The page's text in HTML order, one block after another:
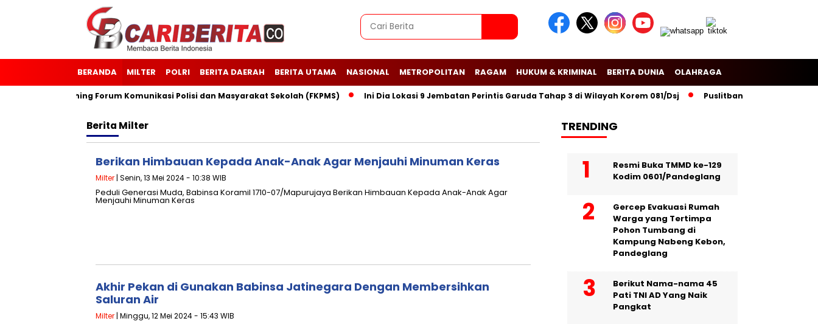
BERANDA MILTER POLRI BERITA DAERAH BERITA UTAMA NASIONAL METROPOLITAN RAGAM HUKUM & KRIMINAL BERITA DUNIA OLAHRAGA
Launching Forum Komunikasi Polisi dan Masyarakat Sekolah (FKPMS) Ini Dia Lokasi 9 Jembatan Perintis Garuda Tahap 3 di Wilayah Korem 081/Dsj Puslitbang Polri Lakukan
Berita Milter
Berikan Himbauan Kepada Anak-Anak Agar Menjauhi Minuman Keras
Milter | Senin, 13 Mei 2024 - 10:38 WIB
Peduli Generasi Muda, Babinsa Koramil 1710-07/Mapurujaya Berikan Himbauan Kepada Anak-Anak Agar
Menjauhi Minuman Keras
Akhir Pekan di Gunakan Babinsa Jatinegara Dengan Membersihkan
Saluran Air
Milter | Minggu, 12 Mei 2024 - 15:43 WIB
TRENDING
Resmi Buka TMMD ke-129
Kodim 0601/Pandeglang
Gercep Evakuasi Rumah
Warga yang Tertimpa
Pohon Tumbang di
Kampung Nabeng Kebon,
Pandeglang
Berikut Nama-nama 45
Pati TNI AD Yang Naik
Pangkat